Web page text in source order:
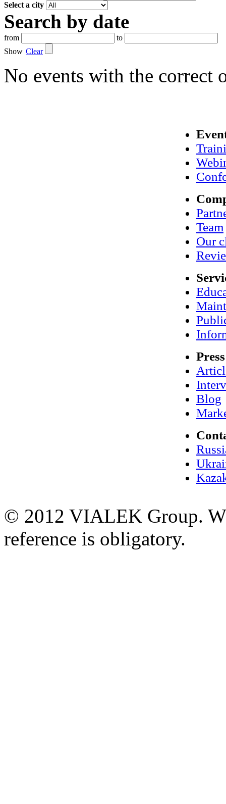
Select a city
Search by date
from
to
Show Clear
No events with the correct
Team
Our
Press
Blog
© 2012 VIALEK Group.
reference is obligatory.